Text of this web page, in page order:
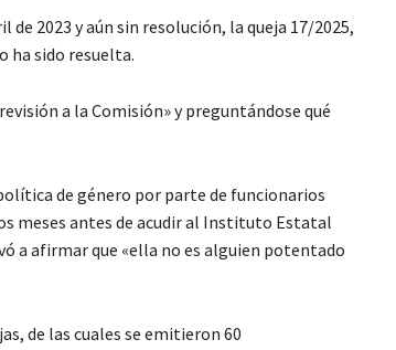
2023 y aún sin resolución, la queja 17/2025,
ha sido resuelta.
a la Comisión» y preguntándose qué
de género por parte de funcionarios
meses antes de acudir al Instituto Estatal
a afirmar que «ella no es alguien potentado
de las cuales se emitieron 60